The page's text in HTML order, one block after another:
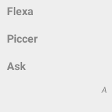
Flexa
Piccer
Ask
A